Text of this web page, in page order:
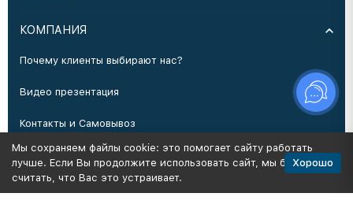
КОМПАНИЯ
Почему клиенты выбирают нас?
Видео презентация
Контакты и Самовывоз
Производство
Мы сохраняем файлы cookie: это помогает сайту работать
лучше. Если Вы продолжите использовать сайт, мы будем
считать, что Вас это устраивает.
Хорошо